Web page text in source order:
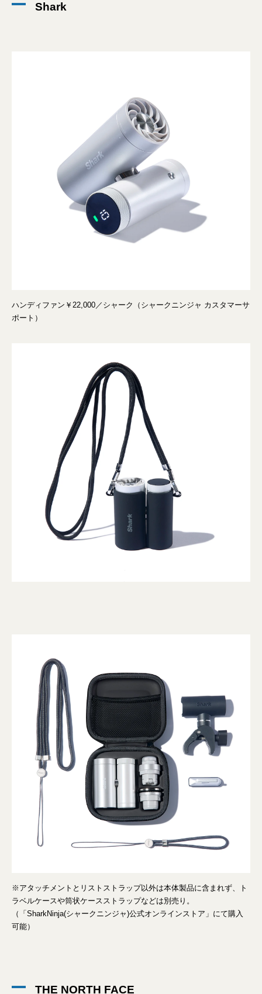
Shark
ハンディファン￥22,000／シャーク（シャークニンジャ カスタマーサ
ポート）
※アタッチメントとリストストラップ以外は本体製品に含まれず、ト
ラベルケースや筒状ケースストラップなどは別売り。
（「SharkNinja(シャークニンジャ)公式オンラインストア」にて購入
可能）
THE NORTH FACE